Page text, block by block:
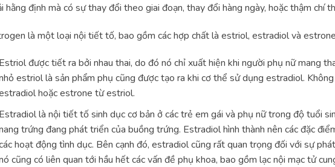
hằng định mà có sự thay đổi theo giai đoạn, thay đổi hàng ngày, hoặc thậm chí
là một loại nội tiết tố, bao gồm các hợp chất là estriol, estradiol và
Estriol được tiết ra bởi nhau thai, do đó nó chỉ xuất hiện khi người phụ nữ mang
estriol là sản phẩm phụ cũng được tạo ra khi cơ thể sử dụng estradiol.
hoặc estrone từ estriol.
Estradiol là nội tiết tố sinh dục cơ bản ở các trẻ em gái và phụ nữ trong độ tuổi
trứng đang phát triển của buồng trứng. Estradiol hình thành nên các đặc
hoạt động tình dục. Bên cạnh đó, estradiol cũng rất quan trọng đối với sự
cũng có liên quan tới hầu hết các vấn đề phụ khoa, bao gồm lạc nội mạc tử